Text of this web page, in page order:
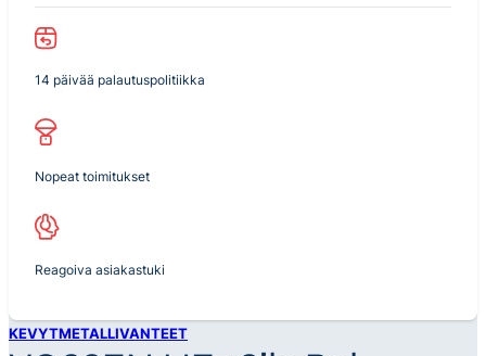
14 päivää palautuspolitiikka
Nopeat toimitukset
Reagoiva asiakastuki
KEVYTMETALLIVANTEET